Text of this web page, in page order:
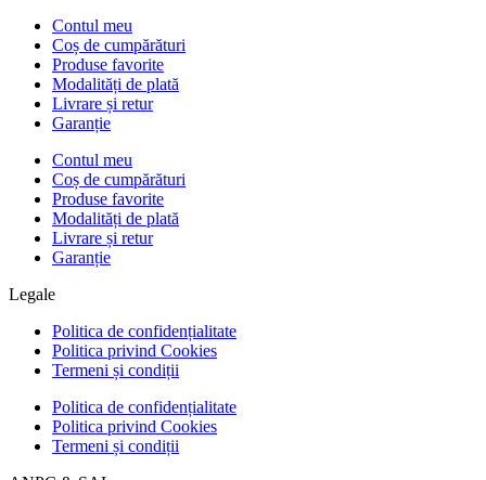
Contul meu
Coș de cumpărături
Produse favorite
Modalități de plată
Livrare și retur
Garanție
Contul meu
Coș de cumpărături
Produse favorite
Modalități de plată
Livrare și retur
Garanție
Legale
Politica de confidențialitate
Politica privind Cookies
Termeni și condiții
Politica de confidențialitate
Politica privind Cookies
Termeni și condiții